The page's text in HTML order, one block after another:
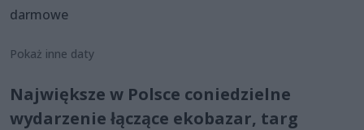
darmowe
Pokaż inne daty
Największe w Polsce coniedzielne
wydarzenie łączące ekobazar, targ